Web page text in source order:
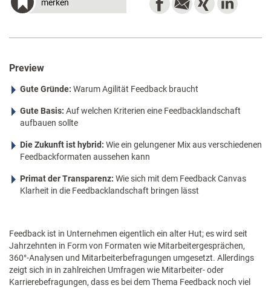
merken
Preview
Gute Gründe: Warum Agilität Feedback braucht
Gute Basis: Auf welchen Kriterien eine Feedbacklandschaft
aufbauen sollte
Die Zukunft ist hybrid: Wie ein gelungener Mix aus verschiedenen
Feedbackformaten aussehen kann
Primat der Transparenz: Wie sich mit dem Feedback Canvas
Klarheit in die Feedbacklandschaft bringen lässt
Feedback ist in Unternehmen eigentlich ein alter Hut; es wird seit
Jahrzehnten in Form von Formaten wie Mitarbeitergesprächen,
360°-Analysen und Mitarbeiterbefragungen umgesetzt. Allerdings
zeigt sich in in zahlreichen Umfragen wie Mitarbeiter- oder
Karrierebefragungen, dass es bei dem Thema Feedback noch viel